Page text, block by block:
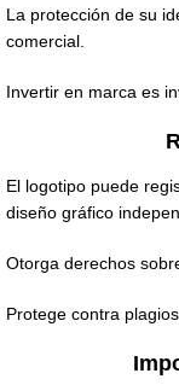
La protección de su
comercial.
Invertir en marca es
El logotipo puede
diseño gráfico
Otorga derechos
Protege contra